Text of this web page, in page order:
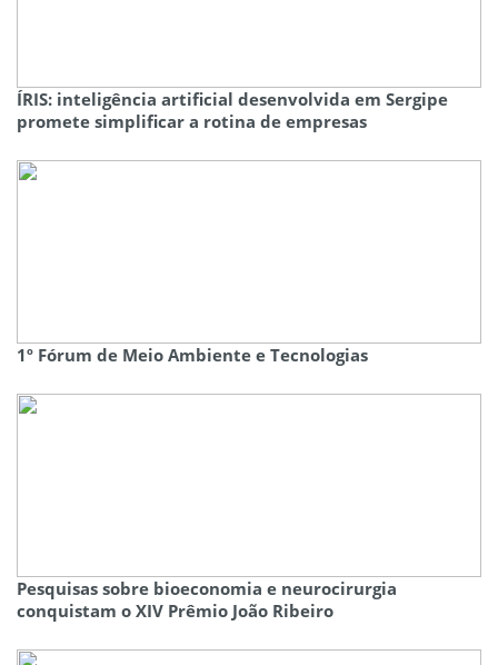
ÍRIS: inteligência artificial desenvolvida em Sergipe
promete simplificar a rotina de empresas
1º Fórum de Meio Ambiente e Tecnologias
Pesquisas sobre bioeconomia e neurocirurgia
conquistam o XIV Prêmio João Ribeiro